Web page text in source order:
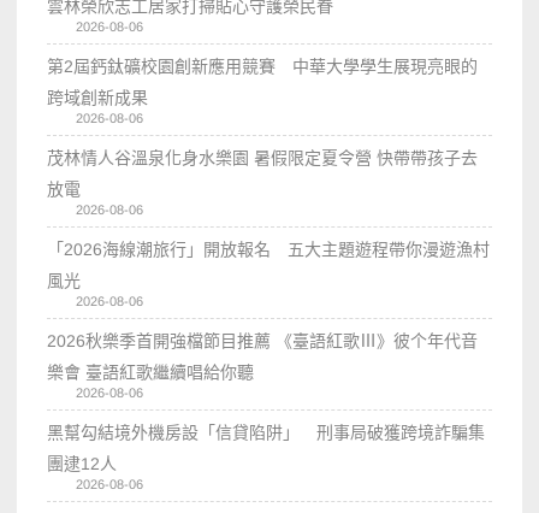
雲林榮欣志工居家打掃貼心守護榮民眷
2026-08-06
第2屆鈣鈦礦校園創新應用競賽 中華大學學生展現亮眼的
跨域創新成果
2026-08-06
茂林情人谷溫泉化身水樂園 暑假限定夏令營 快帶帶孩子去
放電
2026-08-06
「2026海線潮旅行」開放報名 五大主題遊程帶你漫遊漁村
風光
2026-08-06
2026秋樂季首開強檔節目推薦 《臺語紅歌Ⅲ》彼个年代音
樂會 臺語紅歌繼續唱給你聽
2026-08-06
黑幫勾結境外機房設「信貸陷阱」 刑事局破獲跨境詐騙集
團逮12人
2026-08-06